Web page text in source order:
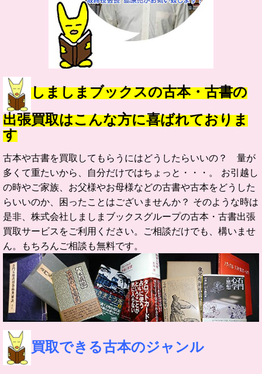
しましまブックスの古本・古書の
出張買取はこんな方に喜ばれておりま
す
古本や古書を買取してもらうにはどうしたらいいの？ 量が
多くて重たいから、自分だけではちょっと・・・。 お引越し
の時やご家族、お父様やお母様などの古書や古本をどうした
らいいのか、困ったことはございませんか？ そのような時は
是非、株式会社しましまブックスグループの古本・古書出張
買取サービスをご利用ください。ご相談だけでも、構いませ
ん。もちろんご相談も無料です。
買取できる古本のジャンル